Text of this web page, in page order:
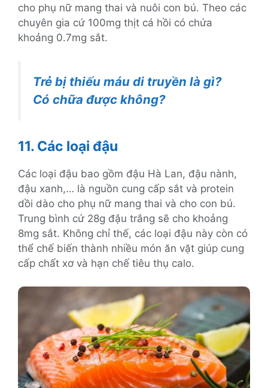
cho phụ nữ mang thai và nuôi con bú. Theo các
chuyên gia cứ 100mg thịt cá hồi có chứa
khoảng 0.7mg sắt.
Trẻ bị thiếu máu di truyền là gì?
Có chữa được không?
11. Các loại đậu
Các loại đậu bao gồm đậu Hà Lan, đậu nành,
đậu xanh,… là nguồn cung cấp sắt và protein
dồi dào cho phụ nữ mang thai và cho con bú.
Trung bình cứ 28g đậu trắng sẽ cho khoảng
8mg sắt. Không chỉ thế, các loại đậu này còn có
thể chế biến thành nhiều món ăn vặt giúp cung
cấp chất xơ và hạn chế tiêu thụ calo.